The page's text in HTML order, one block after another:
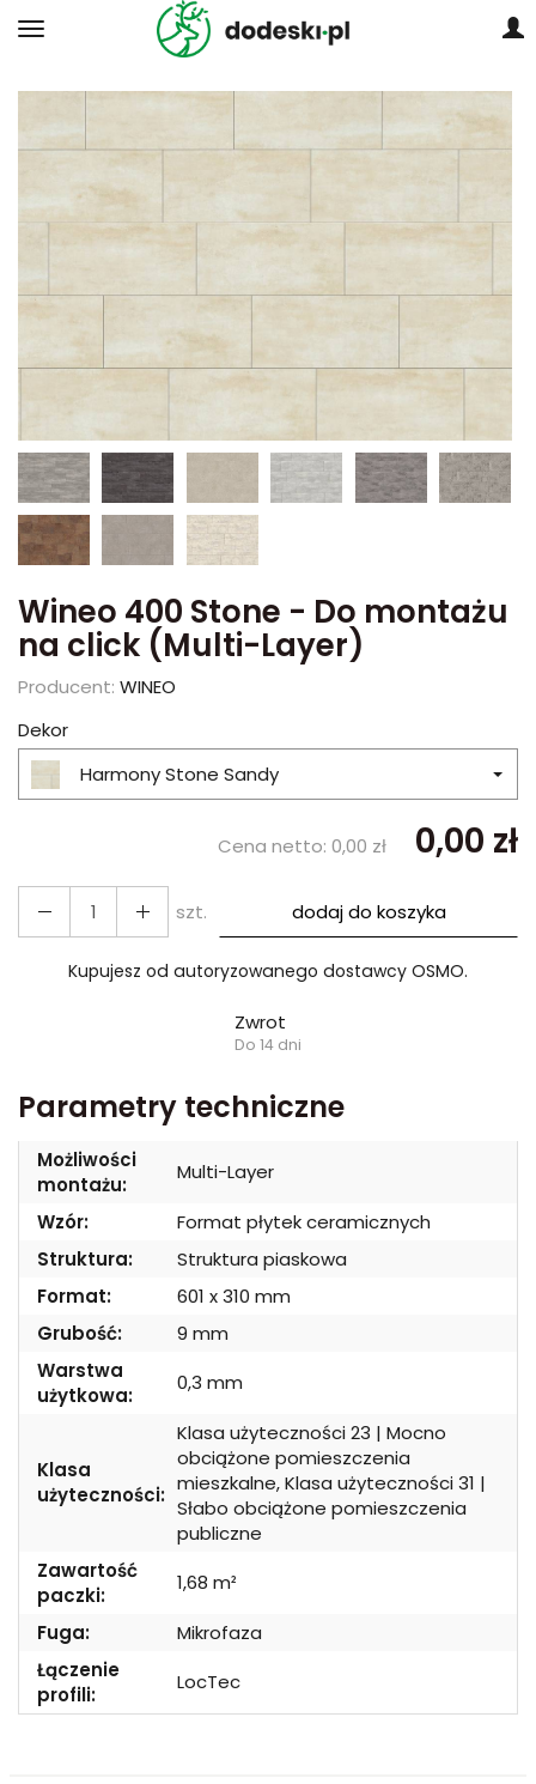
Wineo 400 Stone - Do montażu
na click (Multi-Layer)
Producent: WINEO
Dekor
Harmony Stone Sandy
Cena netto: 0,00 zł 0,00 zł
szt. dodaj do koszyka
Kupujesz od autoryzowanego dostawcy OSMO.
Zwrot
Do 14 dni
Parametry techniczne
Możliwości
montażu:
Multi-Layer
Wzór:
Format płytek ceramicznych
Struktura:
Struktura piaskowa
Format:
601 x 310 mm
Grubość:
9 mm
Warstwa
użytkowa:
0,3 mm
Klasa
użyteczności:
Klasa użyteczności 23 | Mocno
obciążone pomieszczenia
mieszkalne, Klasa użyteczności 31 |
Słabo obciążone pomieszczenia
publiczne
Zawartość
paczki:
1,68 m²
Fuga:
Mikrofaza
Łączenie
profili:
LocTec